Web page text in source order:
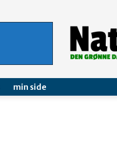
min side